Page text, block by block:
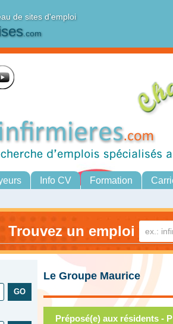
de sites d'emploi
.com
Info CV Formation
Trouvez un emploi
Le Groupe Maurice
Préposé(e) aux résidents -